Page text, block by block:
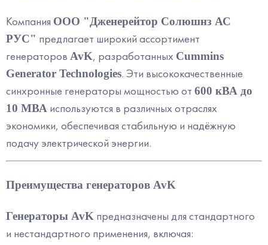
Компания ООО "Дженерейтор Солюшнз АС
РУС" предлагает широкий ассортимент
генераторов AvK, разработанных Cummins
Generator Technologies. Эти высококачественные
синхронные генераторы мощностью от 600 кВА до
10 МВА используются в различных отраслях
экономики, обеспечивая стабильную и надёжную
подачу электрической энергии.
Преимущества генераторов AvK
Генераторы AvK предназначены для стандартного
и нестандартного применения, включая: